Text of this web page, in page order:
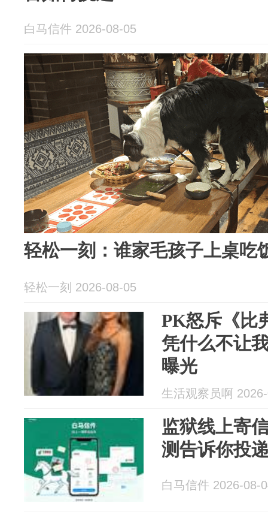
白马信件 2026-08-05
轻松一刻：谁家毛孩子上桌吃
轻松一刻 2026-08-05
PK怒斥《比
凭什么不让
曝光
生活观察员啊
监狱线上寄
测告诉你投
白马信件 2026-08-